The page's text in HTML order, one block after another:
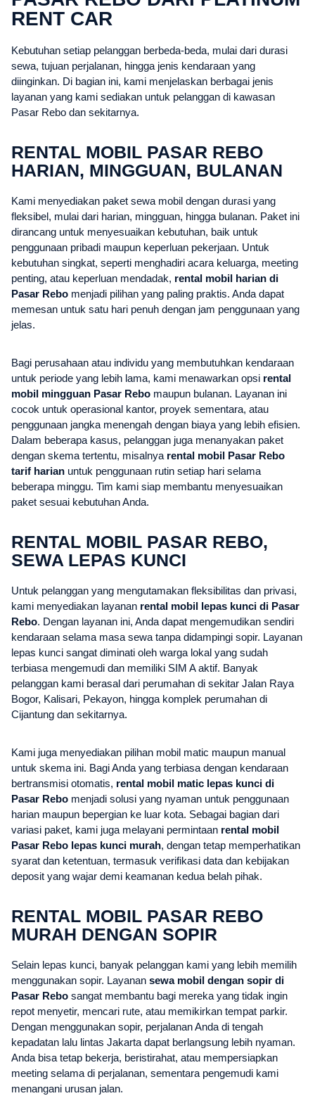
RENT CAR
Kebutuhan setiap pelanggan berbeda-beda, mulai dari durasi
sewa, tujuan perjalanan, hingga jenis kendaraan yang
diinginkan. Di bagian ini, kami menjelaskan berbagai jenis
layanan yang kami sediakan untuk pelanggan di kawasan
Pasar Rebo dan sekitarnya.
RENTAL MOBIL PASAR REBO
HARIAN, MINGGUAN, BULANAN
Kami menyediakan paket sewa mobil dengan durasi yang
fleksibel, mulai dari harian, mingguan, hingga bulanan. Paket ini
dirancang untuk menyesuaikan kebutuhan, baik untuk
penggunaan pribadi maupun keperluan pekerjaan. Untuk
kebutuhan singkat, seperti menghadiri acara keluarga, meeting
penting, atau keperluan mendadak, rental mobil harian di
Pasar Rebo menjadi pilihan yang paling praktis. Anda dapat
memesan untuk satu hari penuh dengan jam penggunaan yang
jelas.
Bagi perusahaan atau individu yang membutuhkan kendaraan
untuk periode yang lebih lama, kami menawarkan opsi rental
mobil mingguan Pasar Rebo maupun bulanan. Layanan ini
cocok untuk operasional kantor, proyek sementara, atau
penggunaan jangka menengah dengan biaya yang lebih efisien.
Dalam beberapa kasus, pelanggan juga menanyakan paket
dengan skema tertentu, misalnya rental mobil Pasar Rebo
tarif harian untuk penggunaan rutin setiap hari selama
beberapa minggu. Tim kami siap membantu menyesuaikan
paket sesuai kebutuhan Anda.
RENTAL MOBIL PASAR REBO,
SEWA LEPAS KUNCI
Untuk pelanggan yang mengutamakan fleksibilitas dan privasi,
kami menyediakan layanan rental mobil lepas kunci di Pasar
Rebo. Dengan layanan ini, Anda dapat mengemudikan sendiri
kendaraan selama masa sewa tanpa didampingi sopir. Layanan
lepas kunci sangat diminati oleh warga lokal yang sudah
terbiasa mengemudi dan memiliki SIM A aktif. Banyak
pelanggan kami berasal dari perumahan di sekitar Jalan Raya
Bogor, Kalisari, Pekayon, hingga komplek perumahan di
Cijantung dan sekitarnya.
Kami juga menyediakan pilihan mobil matic maupun manual
untuk skema ini. Bagi Anda yang terbiasa dengan kendaraan
bertransmisi otomatis, rental mobil matic lepas kunci di
Pasar Rebo menjadi solusi yang nyaman untuk penggunaan
harian maupun bepergian ke luar kota. Sebagai bagian dari
variasi paket, kami juga melayani permintaan rental mobil
Pasar Rebo lepas kunci murah, dengan tetap memperhatikan
syarat dan ketentuan, termasuk verifikasi data dan kebijakan
deposit yang wajar demi keamanan kedua belah pihak.
RENTAL MOBIL PASAR REBO
MURAH DENGAN SOPIR
Selain lepas kunci, banyak pelanggan kami yang lebih memilih
menggunakan sopir. Layanan sewa mobil dengan sopir di
Pasar Rebo sangat membantu bagi mereka yang tidak ingin
repot menyetir, mencari rute, atau memikirkan tempat parkir.
Dengan menggunakan sopir, perjalanan Anda di tengah
kepadatan lalu lintas Jakarta dapat berlangsung lebih nyaman.
Anda bisa tetap bekerja, beristirahat, atau mempersiapkan
meeting selama di perjalanan, sementara pengemudi kami
menangani urusan jalan.